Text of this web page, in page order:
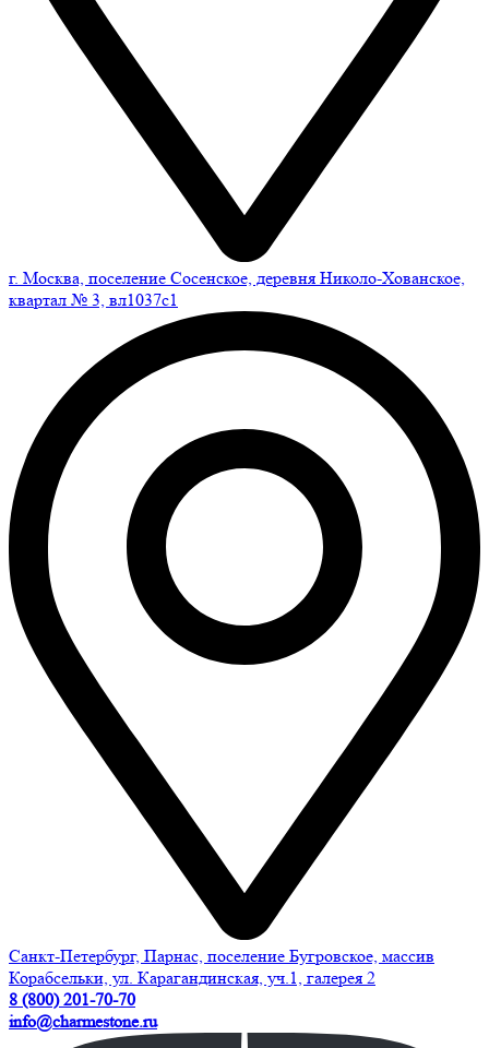
г. Москва, поселение Сосенское, деревня Николо-Хованское,
квартал № 3, вл1037с1
Санкт-Петербург, Парнас, поселение Бугровское, массив
Корабсельки, ул. Карагандинская, уч.1, галерея 2
8 (800) 201-70-70
info@charmestone.ru